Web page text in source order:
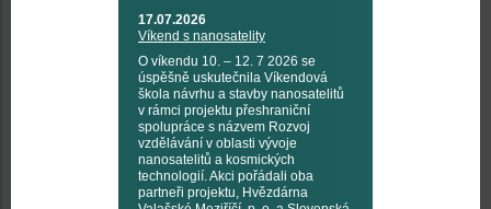
17.07.2026
Víkend s nanosatelity
O víkendu 10. – 12. 7 2026 se
úspěšně uskutečnila Víkendová
škola návrhu a stavby nanosatelitů
v rámci projektu přeshraniční
spolupráce s názvem Rozvoj
vzdělávání v oblasti vývoje
nanosatelitů a kosmických
technologií. Akci pořádali oba
partneři projektu, Hvězdárna